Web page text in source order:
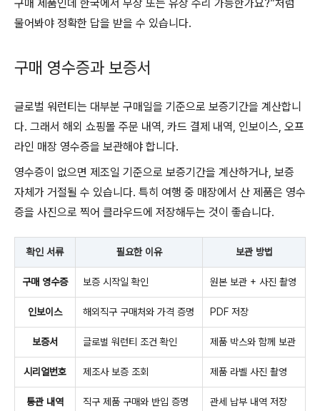
구매 제품인데 한국에서 무상 또는 유상 수리 가능한가요?”처럼
물어봐야 정확한 답을 받을 수 있습니다.
구매 영수증과 보증서
글로벌 워런티는 대부분 구매일을 기준으로 보증기간을 계산합니
다. 그래서 해외 쇼핑몰 주문 내역, 카드 결제 내역, 인보이스, 오프
라인 매장 영수증을 보관해야 합니다.
영수증이 없으면 제조일 기준으로 보증기간을 계산하거나, 보증
자체가 거절될 수 있습니다. 특히 여행 중 매장에서 산 제품은 영수
증을 사진으로 찍어 클라우드에 저장해두는 것이 좋습니다.
확인 서류 필요한 이유 보관 방법
구매 영수증 보증 시작일 확인 원본 보관 + 사진 촬영
인보이스 해외직구 구매처와 가격 증명 PDF 저장
보증서 글로벌 워런티 조건 확인 제품 박스와 함께 보관
시리얼번호 제조사 보증 조회 제품 라벨 사진 촬영
통관 내역 직구 제품 구매와 반입 증명 관세 납부 내역 저장